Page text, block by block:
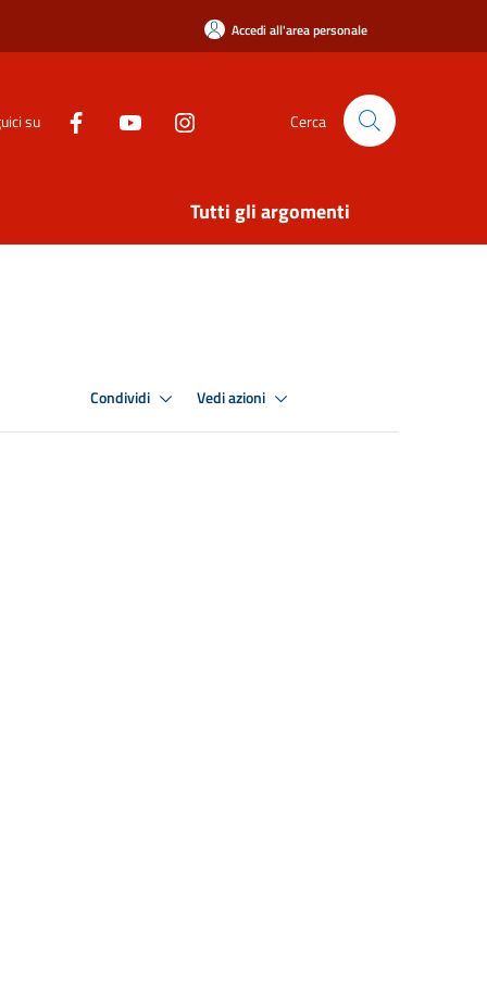
Accedi all'area personale
su Cerca
Tutti gli argomenti
Condividi Vedi azioni